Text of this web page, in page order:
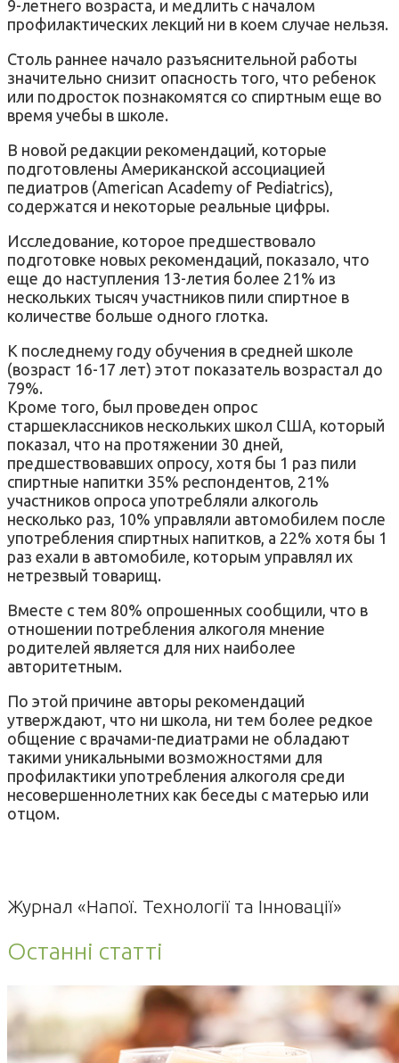
9-летнего возраста, и медлить с началом
профилактических лекций ни в коем случае нельзя.
Столь раннее начало разъяснительной работы
значительно снизит опасность того, что ребенок
или подросток познакомятся со спиртным еще во
время учебы в школе.
В новой редакции рекомендаций, которые
подготовлены Американской ассоциацией
педиатров (American Academy of Pediatrics),
содержатся и некоторые реальные цифры.
Исследование, которое предшествовало
подготовке новых рекомендаций, показало, что
еще до наступления 13-летия более 21% из
нескольких тысяч участников пили спиртное в
количестве больше одного глотка.
К последнему году обучения в средней школе
(возраст 16-17 лет) этот показатель возрастал до
79%.
Кроме того, был проведен опрос
старшеклассников нескольких школ США, который
показал, что на протяжении 30 дней,
предшествовавших опросу, хотя бы 1 раз пили
спиртные напитки 35% респондентов, 21%
участников опроса употребляли алкоголь
несколько раз, 10% управляли автомобилем после
употребления спиртных напитков, а 22% хотя бы 1
раз ехали в автомобиле, которым управлял их
нетрезвый товарищ.
Вместе с тем 80% опрошенных сообщили, что в
отношении потребления алкоголя мнение
родителей является для них наиболее
авторитетным.
По этой причине авторы рекомендаций
утверждают, что ни школа, ни тем более редкое
общение с врачами-педиатрами не обладают
такими уникальными возможностями для
профилактики употребления алкоголя среди
несовершеннолетних как беседы с матерью или
отцом.
Журнал «Напої. Технології та Інновації»
Останні статті